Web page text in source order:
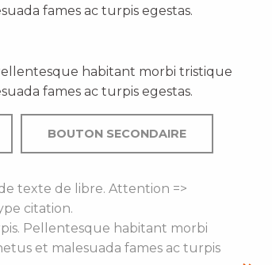
fames ac turpis egestas.
habitant morbi tristique
fames ac turpis egestas.
BOUTON SECONDAIRE
texte de libre. Attention =>
citation.
Pellentesque habitant morbi
et malesuada fames ac turpis